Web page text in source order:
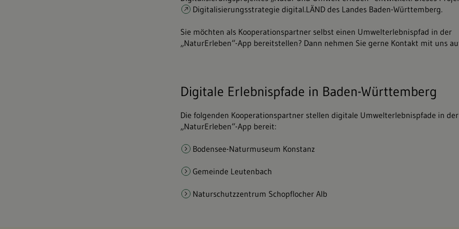
Digitalisierungsstrategie digital.LÄND des Landes Baden-Württemberg.
Sie möchten als Kooperationspartner selbst einen Umwelterlebnispfad in der
„NaturErleben“-App bereitstellen? Dann nehmen Sie gerne Kontakt mit uns
Digitale Erlebnispfade in Baden-Württemberg
Die folgenden Kooperationspartner stellen digitale Umwelterlebnispfade in der
„NaturErleben“-App bereit:
Bodensee-Naturmuseum Konstanz
Gemeinde Leutenbach
Naturschutzzentrum Schopflocher Alb